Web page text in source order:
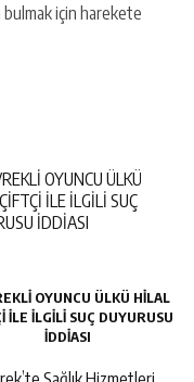
için harekete
OYUNCU ÜLKÜ HİLAL
İLE İLGİLİ SUÇ DUYURUSU
İDDİASI